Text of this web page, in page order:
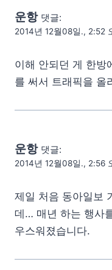
운항 댓글:
2014년 12월08일., 2:52
이해 안되던 게 한방
를 써서 트래픽을 올
운항 댓글:
2014년 12월08일., 2:56
제일 처음 동아일보
데… 매년 하는 행사
우스워졌습니다.